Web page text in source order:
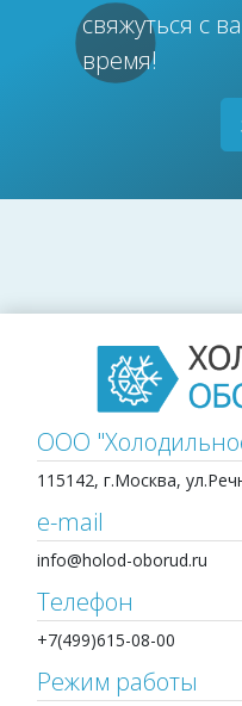
свяжуться с
время!
ООО
115142, г.Москва,
e-mail
info@holod-oborud.ru
Телефон
+7(499)615-08-00
Режим работы